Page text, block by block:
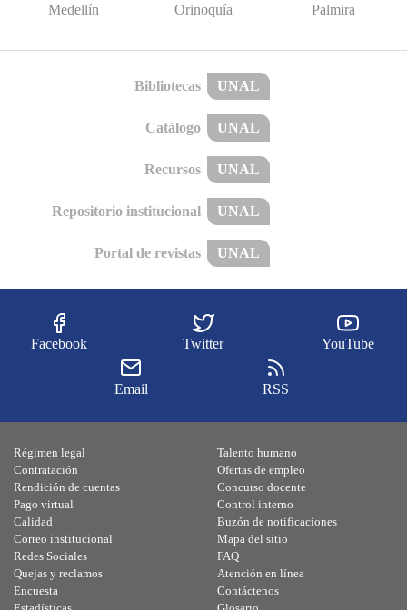
Medellín Orinoquía Palmira
Bibliotecas UNAL
Catálogo UNAL
Recursos UNAL
Repositorio institucional UNAL
Portal de revistas UNAL
Facebook Twitter YouTube
Email RSS
Régimen legal
Contratación
Rendición de cuentas
Pago virtual
Calidad
Talento humano
Ofertas de empleo
Concurso docente
Control interno
Buzón de notificaciones
Correo institucional
Redes Sociales
Quejas y reclamos
Encuesta
Mapa del sitio
FAQ
Atención en línea
Contáctenos